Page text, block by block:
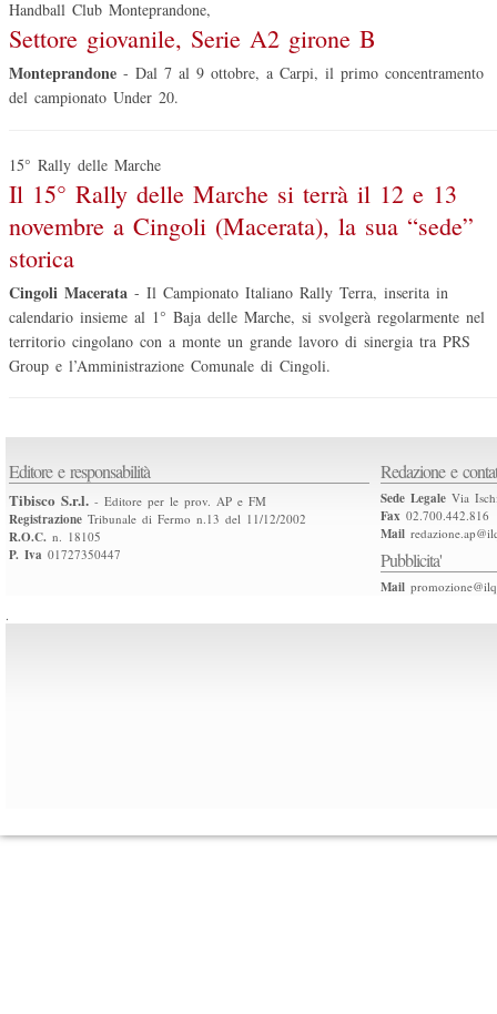
Handball Club Monteprandone,
Settore giovanile, Serie A2 girone B
Monteprandone - Dal 7 al 9 ottobre, a Carpi, il primo concentramento
del campionato Under 20.
15° Rally delle Marche
Il 15° Rally delle Marche si terrà il 12 e 13
novembre a Cingoli (Macerata), la sua “sede”
storica
Cingoli Macerata - Il Campionato Italiano Rally Terra, inserita in
calendario insieme al 1° Baja delle Marche, si svolgerà regolarmente nel
territorio cingolano con a monte un grande lavoro di sinergia tra PRS
Group e l’Amministrazione Comunale di Cingoli.
Editore e responsabilità
Tibisco S.r.l. - Editore per le prov. AP e FM
Registrazione Tribunale di Fermo n.13 del 11/12/2002
R.O.C. n. 18105
P. Iva 01727350447
Redazione e
Sede Legale Via
Fax 02.700.442.816
Mail
Pubblicita'
Mail
.